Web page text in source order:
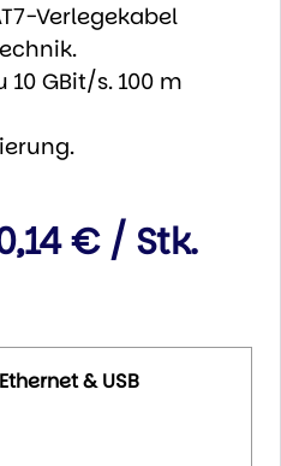
Verlegekabel
GBit/s. 100 m
€ / Stk.
& USB